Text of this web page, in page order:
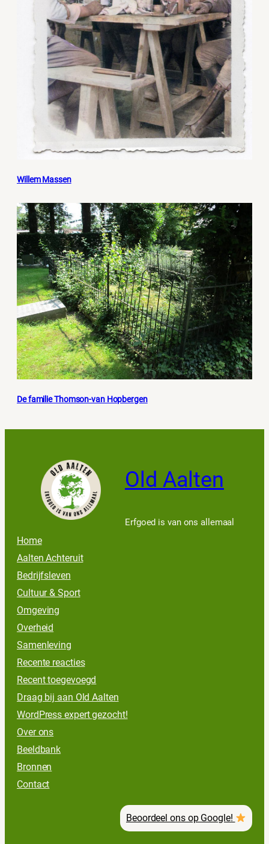
Willem Massen
De familie Thomson-van Hopbergen
Old Aalten
Erfgoed is van ons allemaal
Home
Aalten Achteruit
Bedrijfsleven
Cultuur & Sport
Omgeving
Overheid
Samenleving
Recente reacties
Recent toegevoegd
Draag bij aan Old Aalten
WordPress expert gezocht!
Over ons
Beeldbank
Bronnen
Contact
Beoordeel ons op Google!